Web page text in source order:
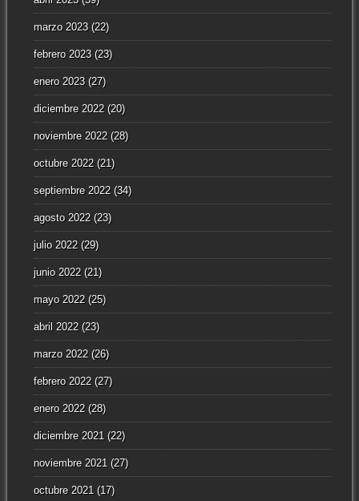
marzo 2023(22)
febrero 2023(23)
enero 2023(27)
diciembre 2022(20)
noviembre 2022(28)
octubre 2022(21)
septiembre 2022(34)
agosto 2022(23)
julio 2022(29)
junio 2022(21)
mayo 2022(25)
abril 2022(23)
marzo 2022(26)
febrero 2022(27)
enero 2022(28)
diciembre 2021 (22)
noviembre 2021 (27)
octubre 2021 (17)